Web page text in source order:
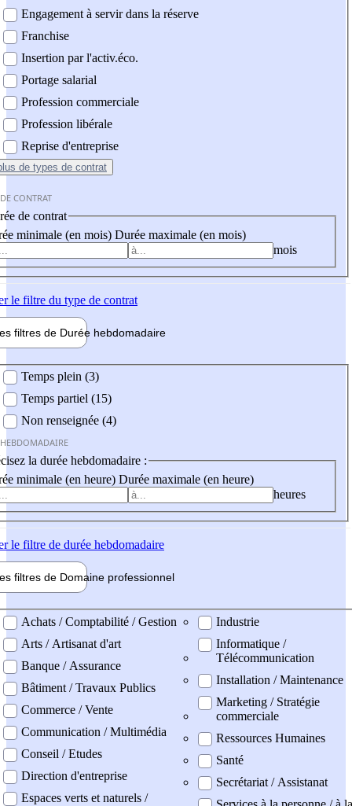
Engagement à servir dans la réserve
Franchise
Insertion par l'activ.éco.
Portage salarial
Profession commerciale
Profession libérale
Reprise d'entreprise
de types de contrat
CONTRAT
de contrat
minimale (en mois) Durée maximale (en mois)
mois
le filtre du type de contrat
filtres de Durée hebdomadaire
Temps plein (3)
Temps partiel (15)
Non renseignée (4)
la durée hebdomadaire :
minimale (en heure) Durée maximale (en heure)
heures
le filtre de durée hebdomadaire
filtres de Domaine professionnel
professionel
Achats / Comptabilité / Gestion
Arts / Artisanat d'art
Banque / Assurance
Bâtiment / Travaux Publics
Commerce / Vente
Communication / Multimédia
Conseil / Etudes
Direction d'entreprise
Espaces verts et naturels /
Industrie
Informatique /
Télécommunication
Installation / Maintenance
Marketing / Stratégie
commerciale
Ressources Humaines
Santé
Secrétariat / Assistanat